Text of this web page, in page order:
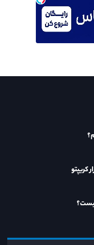
کریپتو